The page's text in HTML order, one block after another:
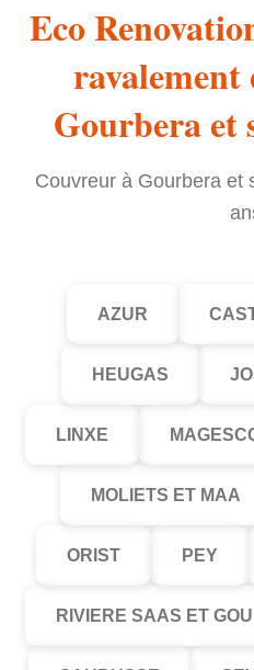
Eco
ravalement
Gourbera et
Couvreur à Gourbera et
AZUR
HEUGAS
LINXE
MOLIETS ET MAA
ORIST PEY
RIVIERE SAAS ET